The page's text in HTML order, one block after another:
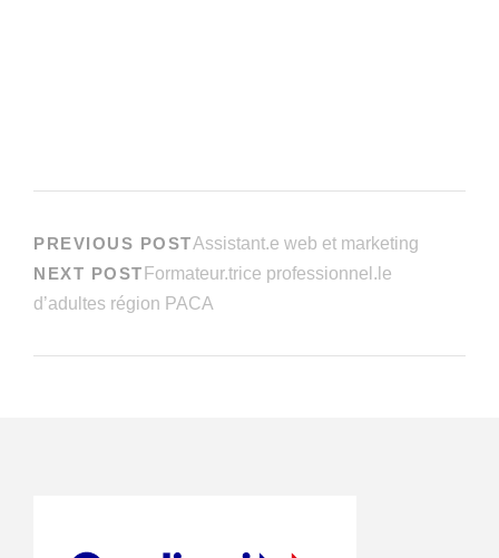
PREVIOUS POSTAssistant.e web et marketing
NEXT POST Formateur.trice professionnel.le
d’adultes région PACA